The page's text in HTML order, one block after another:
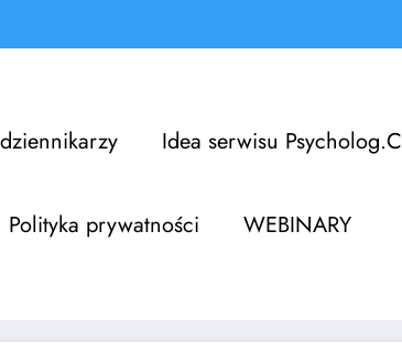
Idea serwisu
Polityka prywatności WEBINARY